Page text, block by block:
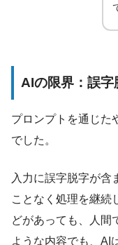
AIの限界：誤
プロンプトを通じた
でした。
入力に誤字脱字が含
ことなく処理を継続
どがあっても、人間
ような内容でも、AI